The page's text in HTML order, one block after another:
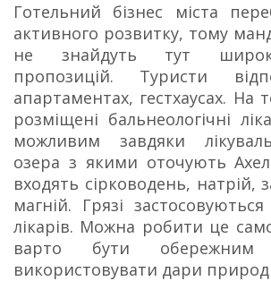
Готельний бізнес міста
активного розвитку, тому
не знайдуть тут
пропозицій. Туристи
апартаментах, гестхаусах. На
розміщені бальнеологічні
можливим завдяки
озера з якими оточують
входять сірководень, натрій,
магній. Грязі
лікарів. Можна робити це
варто бути
використовувати дари